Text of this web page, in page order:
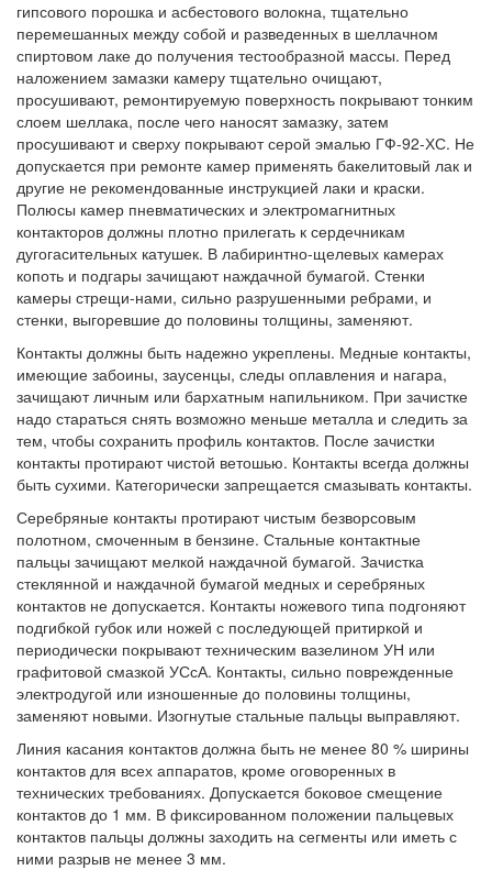
гипсового порошка и асбестового волокна, тщательно
перемешанных между собой и разведенных в шеллачном
спиртовом лаке до получения тестообразной массы. Перед
наложением замазки камеру тщательно очищают,
просушивают, ремонтируемую поверхность покрывают тонким
слоем шеллака, после чего наносят замазку, затем
просушивают и сверху покрывают серой эмалью ГФ-92-ХС. Не
допускается при ремонте камер применять бакелитовый лак и
другие не рекомендованные инструкцией лаки и краски.
Полюсы камер пневматических и электромагнитных
контакторов должны плотно прилегать к сердечникам
дугогасительных катушек. В лабиринтно-щелевых камерах
копоть и подгары зачищают наждачной бумагой. Стенки
камеры стрещи-нами, сильно разрушенными ребрами, и
стенки, выгоревшие до половины толщины, заменяют.
Контакты должны быть надежно укреплены. Медные контакты,
имеющие забоины, заусенцы, следы оплавления и нагара,
зачищают личным или бархатным напильником. При зачистке
надо стараться снять возможно меньше металла и следить за
тем, чтобы сохранить профиль контактов. После зачистки
контакты протирают чистой ветошью. Контакты всегда должны
быть сухими. Категорически запрещается смазывать контакты.
Серебряные контакты протирают чистым безворсовым
полотном, смоченным в бензине. Стальные контактные
пальцы зачищают мелкой наждачной бумагой. Зачистка
стеклянной и наждачной бумагой медных и серебряных
контактов не допускается. Контакты ножевого типа подгоняют
подгибкой губок или ножей с последующей притиркой и
периодически покрывают техническим вазелином УН или
графитовой смазкой УСсА. Контакты, сильно поврежденные
электродугой или изношенные до половины толщины,
заменяют новыми. Изогнутые стальные пальцы выправляют.
Линия касания контактов должна быть не менее 80 % ширины
контактов для всех аппаратов, кроме оговоренных в
технических требованиях. Допускается боковое смещение
контактов до 1 мм. В фиксированном положении пальцевых
контактов пальцы должны заходить на сегменты или иметь с
ними разрыв не менее 3 мм.